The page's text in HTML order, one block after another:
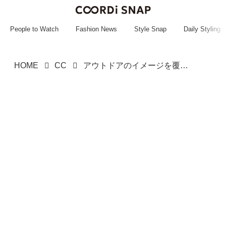
~~~~~~~~~~~
People to Watch Fashion News Style Snap Daily Styling
HOME CC アウトドアのイメージを覆す！【ワークマン】シャレ見えしちゃう♡「新作アイテム」